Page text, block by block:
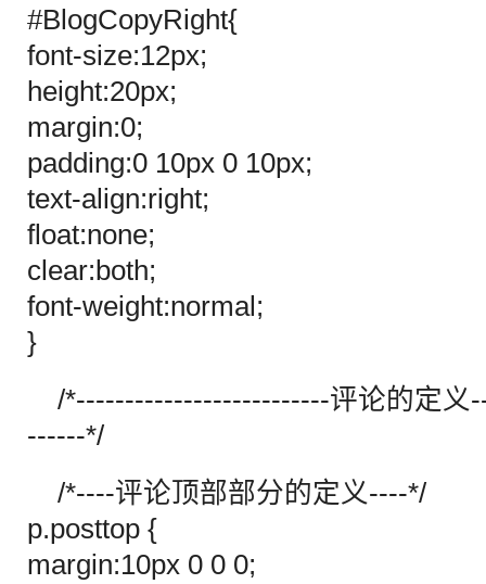
#BlogCopyRight{
font-size:12px;
height:20px;
margin:0;
padding:0 10px 0 10px;
text-align:right;
float:none;
clear:both;
font-weight:normal;
}
/*--------------------------评论的定
------*/
/*----评论顶部部分的定义----*/
p.posttop {
margin:10px 0 0 0;